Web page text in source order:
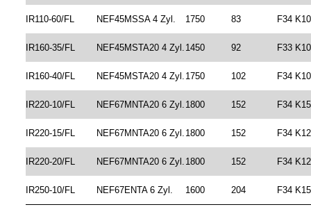
IR110-60/FL NEF45MSSA 4 Zyl. 1750 83 F34
IR160-35/FL NEF45MSTA20 4 Zyl. 1450 92 F33
IR160-40/FL NEF45MSTA20 4 Zyl. 1750 102 F34
IR220-10/FL NEF67MNTA20 6 Zyl. 1800 152 F34
IR220-15/FL NEF67MNTA20 6 Zyl. 1800 152 F34
IR220-20/FL NEF67MNTA20 6 Zyl. 1800 152 F34
IR250-10/FL NEF67ENTA 6 Zyl. 1600 204 F34